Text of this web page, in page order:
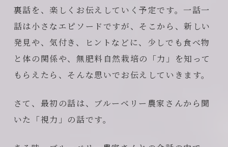
裏話を、楽しくお伝えしていく予定です。一話一
話は小さなエピソードですが、そこから、新しい
発見や、気付き、ヒントなどに、少しでも食べ物
と体の関係や、無肥料自然栽培の「力」を知って
もらえたら、そんな思いでお伝えしていきます。
さて、最初の話は、ブルーベリー農家さんから聞
いた「視力」の話です。